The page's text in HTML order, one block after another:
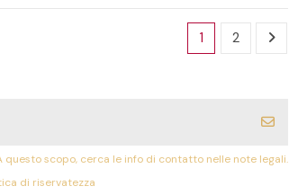
1 2
questo scopo, cerca le info di contatto nelle note legali.
di riservatezza